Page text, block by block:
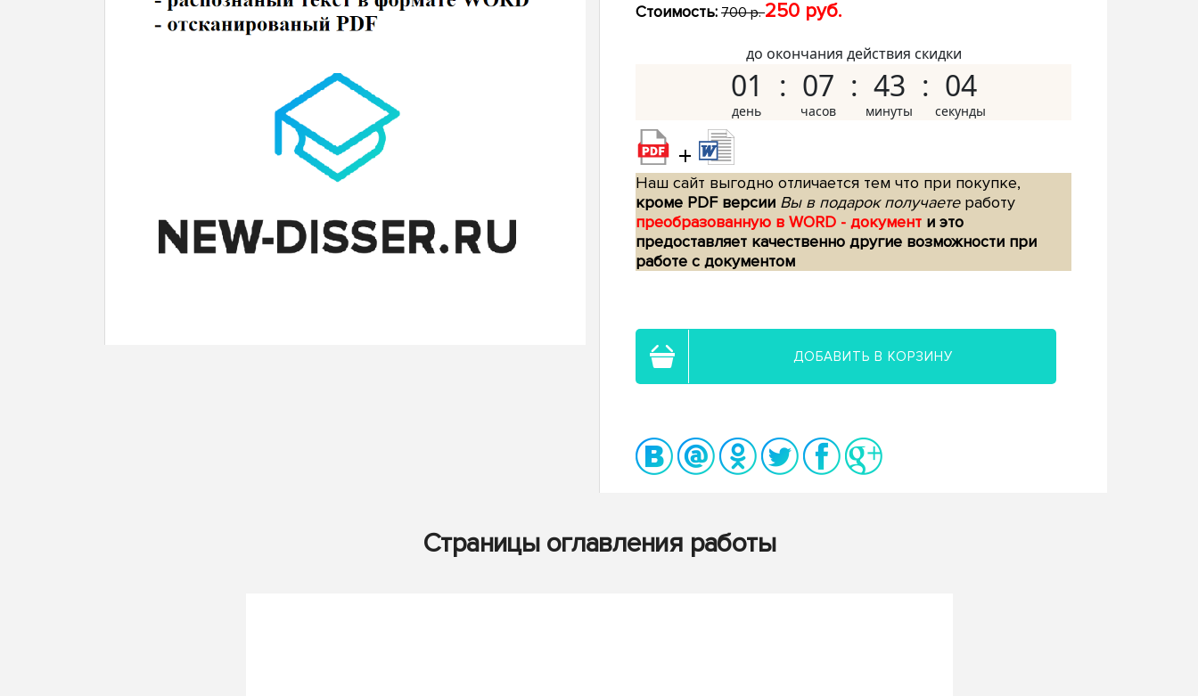
Стоимость: 700 р.250 руб.
до окончания действия скидки
01 07 43 03
+
Наш сайт выгодно отличается тем что при покупке,
кроме PDF версии Вы в подарок получаетеработу
преобразованную в WORD - документ и это
предоставляет качественно другие возможности при
работе с документом
ДОБАВИТЬ В КОРЗИНУ
Страницы оглавления работы